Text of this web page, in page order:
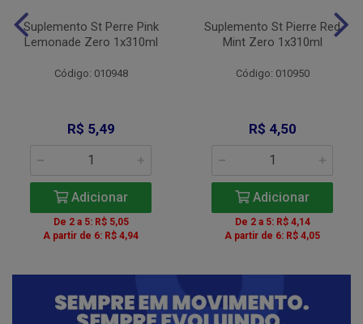
Suplemento St Perre Pink
Lemonade Zero 1x310ml
Código: 010948
R$ 5,49
Adicionar
De 2 a 5: R$ 5,05
A partir de 6: R$ 4,94
Suplemento St Pierre Red
Mint Zero 1x310ml
Código: 010950
R$ 4,50
Adicionar
De 2 a 5: R$ 4,14
A partir de 6: R$ 4,05